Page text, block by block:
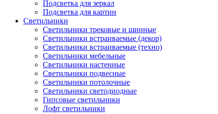
Подсветка для зеркал
Подсветка для картин
Светильники
Светильники трековые и шинные
Светильники встраиваемые (декор)
Светильники встраиваемые (техно)
Светильники мебельные
Светильники настенные
Светильники подвесные
Светильники потолочные
Светильники светодиодные
Гипсовые светильники
Лофт светильники